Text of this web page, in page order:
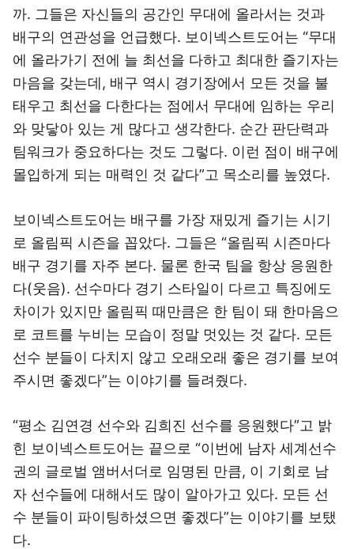
까. 그들은 자신들의 공간인 무대에 올라서는 것과
배구의 연관성을 언급했다. 보이넥스트도어는 “무대
에 올라가기 전에 늘 최선을 다하고 최대한 즐기자는
마음을 갖는데, 배구 역시 경기장에서 모든 것을 불
태우고 최선을 다한다는 점에서 무대에 임하는 우리
와 맞닿아 있는 게 많다고 생각한다. 순간 판단력과
팀워크가 중요하다는 것도 그렇다. 이런 점이 배구에
몰입하게 되는 매력인 것 같다”고 목소리를 높였다.
보이넥스트도어는 배구를 가장 재밌게 즐기는 시기
로 올림픽 시즌을 꼽았다. 그들은 “올림픽 시즌마다
배구 경기를 자주 본다. 물론 한국 팀을 항상 응원한
다(웃음). 선수마다 경기 스타일이 다르고 특징에도
차이가 있지만 올림픽 때만큼은 한 팀이 돼 한마음으
로 코트를 누비는 모습이 정말 멋있는 것 같다. 모든
선수 분들이 다치지 않고 오래오래 좋은 경기를 보여
주시면 좋겠다”는 이야기를 들려줬다.
“평소 김연경 선수와 김희진 선수를 응원했다”고 밝
힌 보이넥스트도어는 끝으로 “이번에 남자 세계선수
권의 글로벌 앰버서더로 임명된 만큼, 이 기회로 남
자 선수들에 대해서도 많이 알아가고 있다. 모든 선
수 분들이 파이팅하셨으면 좋겠다”는 이야기를 보탰
다.